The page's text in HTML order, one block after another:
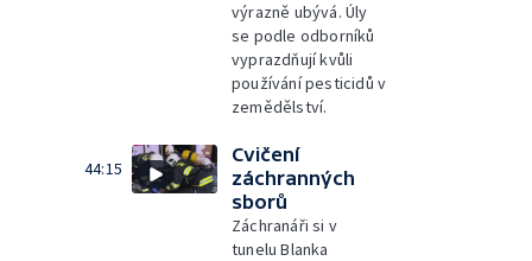
výrazně ubývá. Úly
se podle odborníků
vyprazdňují kvůli
používání pesticidů v
zemědělství.
44:15
Cvičení
záchranných
sborů
Záchranáři si v
tunelu Blanka